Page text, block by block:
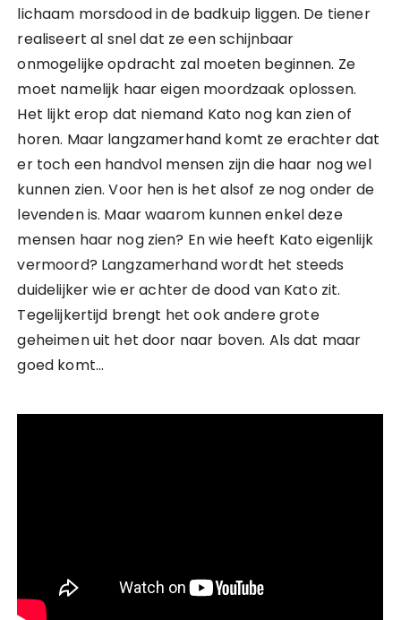
lichaam morsdood in de badkuip liggen. De tiener
realiseert al snel dat ze een schijnbaar
onmogelijke opdracht zal moeten beginnen. Ze
moet namelijk haar eigen moordzaak oplossen.
Het lijkt erop dat niemand Kato nog kan zien of
horen. Maar langzamerhand komt ze erachter dat
er toch een handvol mensen zijn die haar nog wel
kunnen zien. Voor hen is het alsof ze nog onder de
levenden is. Maar waarom kunnen enkel deze
mensen haar nog zien? En wie heeft Kato eigenlijk
vermoord? Langzamerhand wordt het steeds
duidelijker wie er achter de dood van Kato zit.
Tegelijkertijd brengt het ook andere grote
geheimen uit het door naar boven. Als dat maar
goed komt…